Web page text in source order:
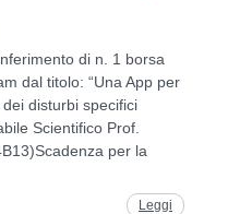
di n. 1 borsa
dal titolo: “Una App per
disturbi specifici
Scientifico Prof.
per la
Leggi